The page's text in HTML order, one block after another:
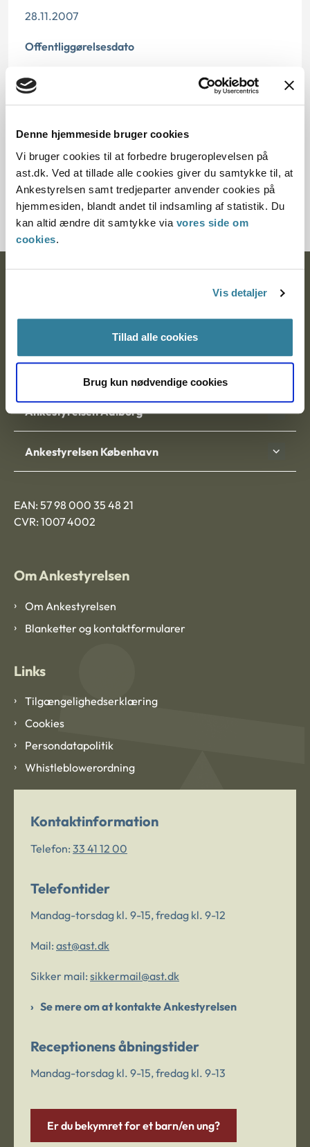
Denne hjemmeside bruger cookies
Vi bruger cookies til at forbedre brugeroplevelsen på
ast.dk. Ved at tillade alle cookies giver du samtykke til, at
Ankestyrelsen samt tredjeparter anvender cookies på
hjemmesiden, blandt andet til indsamling af statistik. Du
kan altid ændre dit samtykke via vores side om
cookies.
Vis detaljer
Tillad alle cookies
Brug kun nødvendige cookies
28.11.2007
Offentliggørelsesdato
12.07.2013
Paragraf
§ 82 § 14 § 15 § 15s
Journalnummer
2000230-07
9000 Aalborg
Ankestyrelsen Aalborg
Ankestyrelsen København
EAN: 57 98 000 35 48 21
CVR: 1007 4002
Om Ankestyrelsen
Om Ankestyrelsen
Blanketter og kontaktformularer
Links
Tilgængelighedserklæring
Cookies
Persondatapolitik
Whistleblowerordning
Kontaktinformation
Telefon: 33 41 12 00
Telefontider
Mandag-torsdag kl. 9-15, fredag kl. 9-12
Mail: ast@ast.dk
Sikker mail: sikkermail@ast.dk
Se mere om at kontakte Ankestyrelsen
Receptionens åbningstider
Mandag-torsdag kl. 9-15, fredag kl. 9-13
Er du bekymret for et barn/en ung?